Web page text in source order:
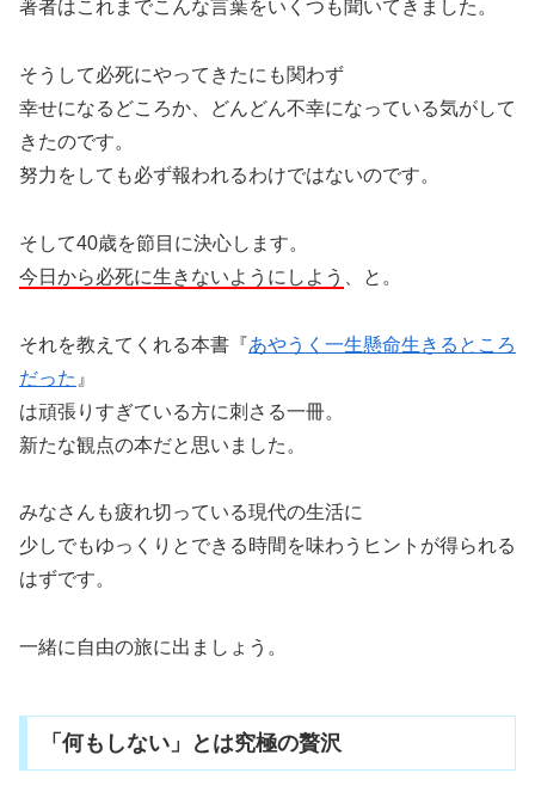
著者はこれまでこんな言葉をいくつも聞いてきました。
そうして必死にやってきたにも関わず
幸せになるどころか、どんどん不幸になっている気がして
きたのです。
努力をしても必ず報われるわけではないのです。
そして40歳を節目に決心します。
今日から必死に生きないようにしよう
、と。
それを教えてくれる本書『あやうく一生懸命生きるところ
だった 』
は頑張りすぎている方に刺さる一冊。
新たな観点の本だと思いました。
みなさんも疲れ切っている現代の生活に
少しでもゆっくりとできる時間を味わうヒントが得られる
はずです。
一緒に自由の旅に出ましょう。
「何もしない」とは究極の贅沢